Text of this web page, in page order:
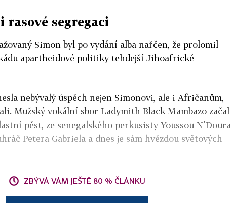
segregaci
Simon byl po vydání alba nařčen, že prolomil
apartheidové politiky tehdejší Jihoafrické
nebývalý úspěch nejen Simonovi, ale i Afričanům,
Mužský vokální sbor Ladymith Black Mambazo začal
pěst, ze senegalského perkusisty Youssou N´Doura
Petera Gabriela a dnes je sám hvězdou světových
ZBÝVÁ VÁM JEŠTĚ 80 % ČLÁNKU